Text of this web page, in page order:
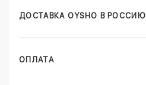
ДОСТАВКА OYSHO В РОССИЮ
ОПЛАТА